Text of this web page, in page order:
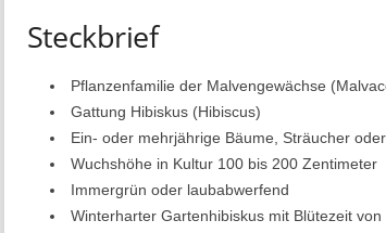
e
Steckbrief
Pflanzenfamilie der Malvengewächse
Gattung Hibiskus (Hibiscus)
Ein- oder mehrjährige Bäume, Sträucher
Wuchshöhe in Kultur 100 bis 200 Zentimeter
Immergrün oder laubabwerfend
Winterharter Gartenhibiskus mit Blütezeit